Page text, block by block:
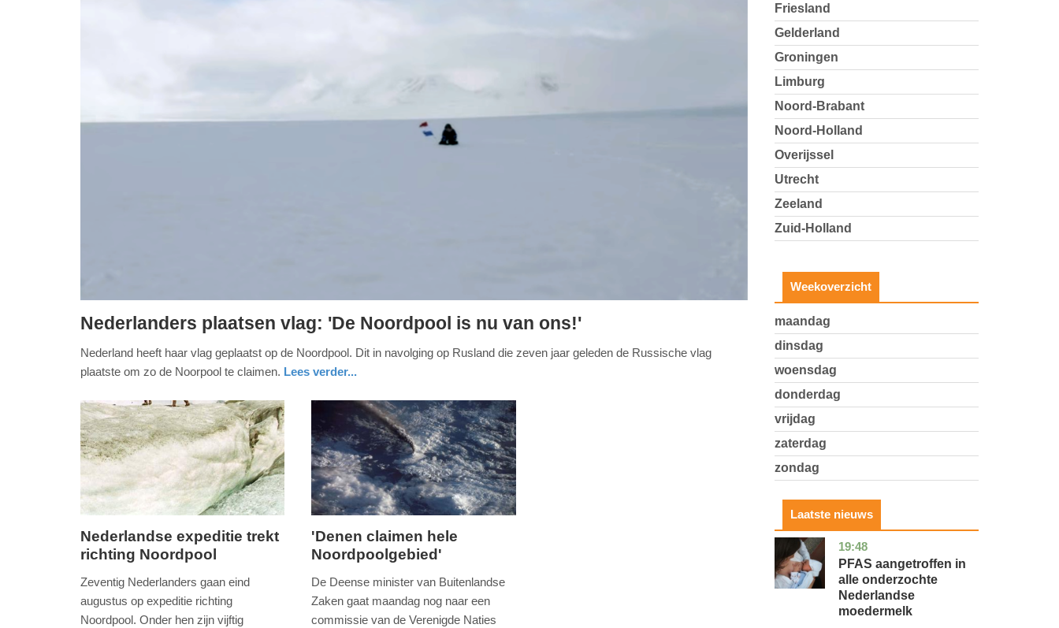
27.
oktober
11:55
Update:
09-
04-
2025
09:10
Nederlanders plaatsen vlag: 'De Noordpool is nu van ons!'
Nederland heeft haar vlag geplaatst op de Noordpool. Dit in navolging op Rusland die zeven jaar geleden de Russische vlag
plaatste om zo de Noorpool te claimen. Lees verder...
dinsdag,
2015
Nederlandse expeditie trekt
richting Noordpool
Zeventig Nederlanders gaan eind
augustus op expeditie richting
Noordpool. Onder hen zijn vijftig
maandag,
'Denen claimen hele
Noordpoolgebied'
De Deense minister van Buitenlandse
Zaken gaat maandag nog naar een
commissie van de Verenigde Naties
Friesland
Gelderland
Groningen
Limburg
Noord-Brabant
Noord-Holland
Overijssel
Utrecht
Zeeland
Zuid-Holland
Weekoverzicht
maandag
dinsdag
woensdag
donderdag
vrijdag
zaterdag
zondag
Laatste nieuws
19:48
utrecht
gezondheid
PFAS aangetroffen in
alle onderzochte
Nederlandse
moedermelk